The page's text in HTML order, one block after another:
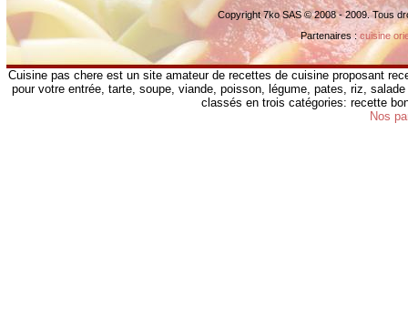
Copyright 7ko SAS © 2008 - 2009. Tous
Partenaires :cuisine
Cuisine pas chere est un site amateur de recettes de cuisine proposant
pour votre entrée, tarte, soupe, viande, poisson, légume, pates, riz,
classés en trois catégories: recette
Nos